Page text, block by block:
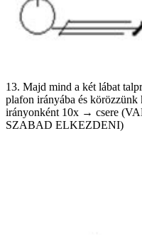
13. Majd mind a két lábat
plafon irányába és
irányonként 10x → csere
SZABAD ELKEZDENI)